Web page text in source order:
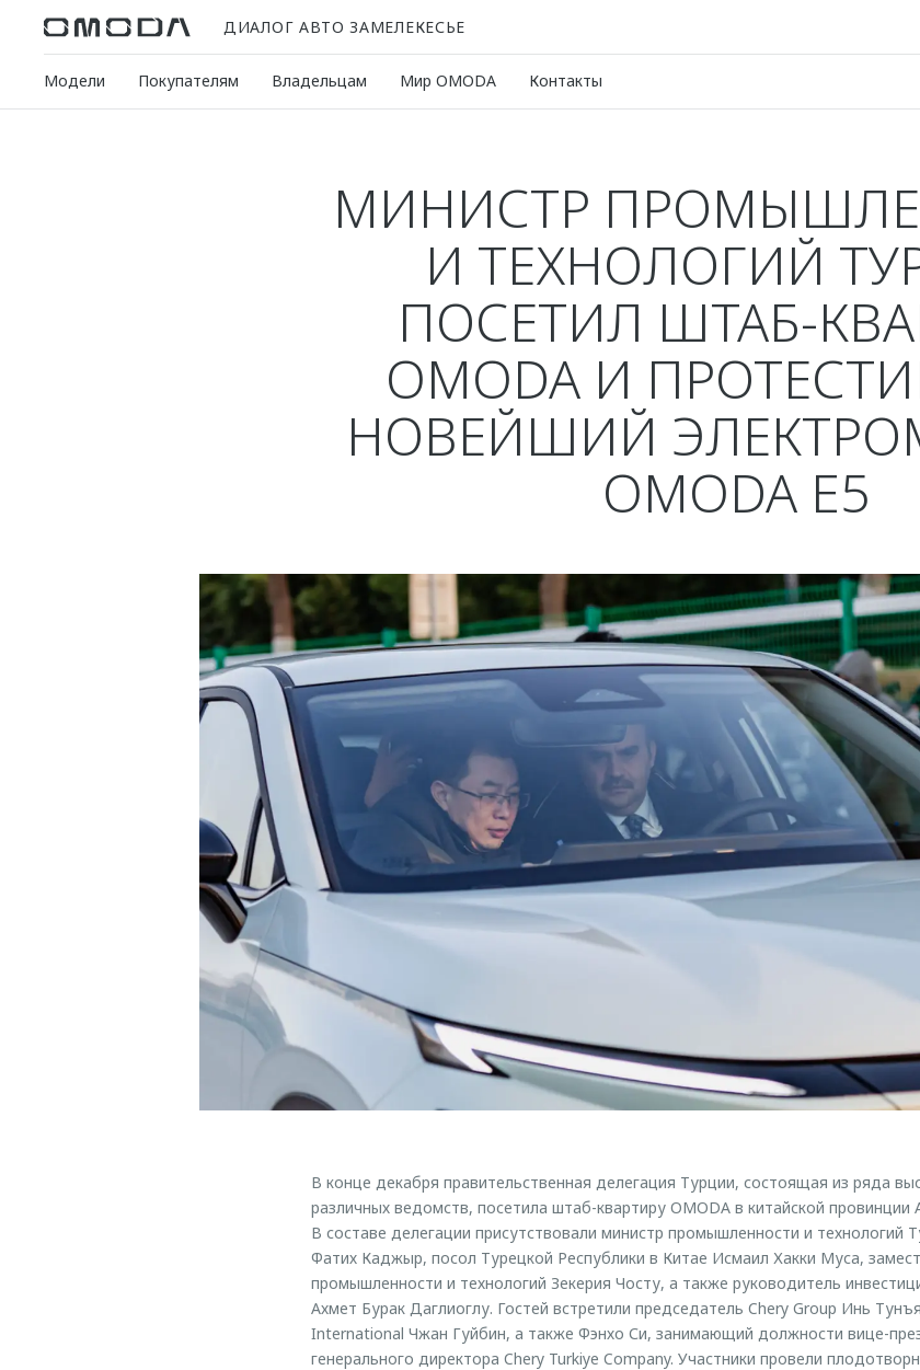
ДИАЛОГ АВТО ЗАМЕЛЕКЕСЬЕ
Модели Покупателям Владельцам Мир OMODA Контакты
МИНИСТР
И ТЕХНОЛОГИЙ
ПОСЕТИЛ ШТАБ-
OMODA И
НОВЕЙШИЙ
OMODA E5
В конце декабря правительственная делегация Турции, состоящая из ряда
различных ведомств, посетила штаб-квартиру OMODA в китайской
В составе делегации присутствовали министр промышленности и технологий
Фатих Каджыр, посол Турецкой Республики в Китае Исмаил Хакки Муса,
промышленности и технологий Зекерия Чосту, а также руководитель
Ахмет Бурак Даглиоглу. Гостей встретили председатель Chery Group Инь
International Чжан Гуйбин, а также Фэнхо Си, занимающий должности вице-
генерального директора Chery Turkiye Company. Участники провели